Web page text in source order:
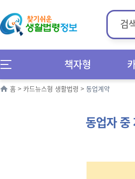
책자형
홈 > 카드뉴스형 생활법령 > 동업계약
동업자 중